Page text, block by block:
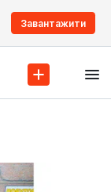
Завантажити